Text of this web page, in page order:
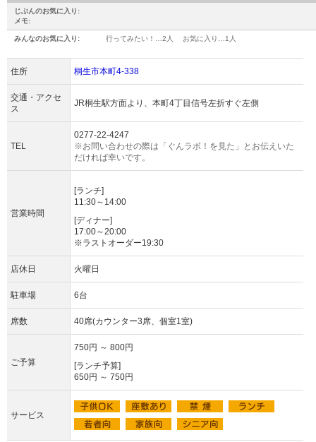
じぶんのお気に入り:
メモ:
みんなのお気に入り: 行ってみたい！… 2人 お気に入り… 1人
住所 桐生市本町4-338
交通・アクセ
ス
JR桐生駅方面より、本町4丁目信号左折すぐ左側
TEL
0277-22-4247
※お問い合わせの際は「ぐんラボ！を見た」とお伝えいた
だければ幸いです。
営業時間
[ランチ]
11:30～14:00
[ディナー]
17:00～20:00
※ラストオーダー19:30
店休日 火曜日
駐車場 6台
席数 40席(カウンター3席、個室1室)
ご予算
750円 ～ 800円
[ランチ予算]
650円 ～ 750円
サービス